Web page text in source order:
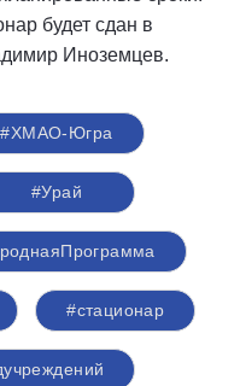
будет сдан в
Иноземцев.
#ХМАО-Югра
#Урай
#стационар